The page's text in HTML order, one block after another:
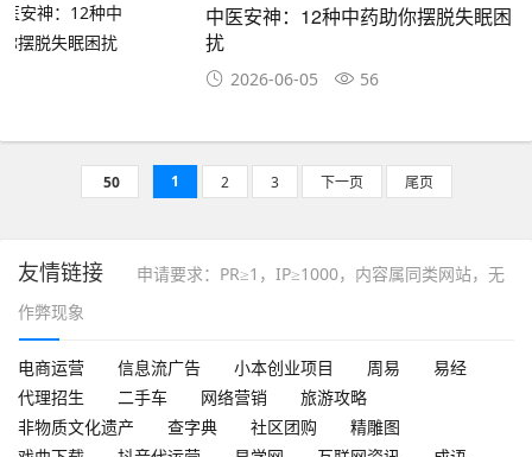
中医安神：12种中药助你摆脱失眠困
扰
2026-06-05 56
50 1 2 3 下一页 尾页
友情链接
申请要求：PR≥1，IP≥1000，内容属同类网站，无
作弊现象
电商运营 信息流广告 小本创业项目 周易
易经
代理招生
二手车 网络营销
旅游攻略
非物质文化遗产
查字典 社区团购
精雕图